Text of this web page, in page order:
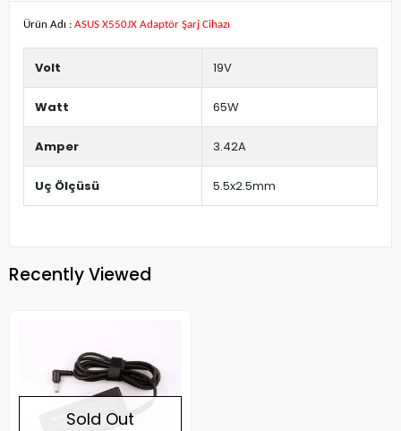
Ürün Adı : ASUS X550JX Adaptör Şarj Cihazı
Volt 19V
Watt 65W
Amper 3.42A
Uç Ölçüsü 5.5x2.5mm
Recently Viewed
Sold Out